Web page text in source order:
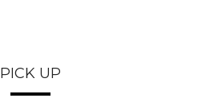
PICK UP